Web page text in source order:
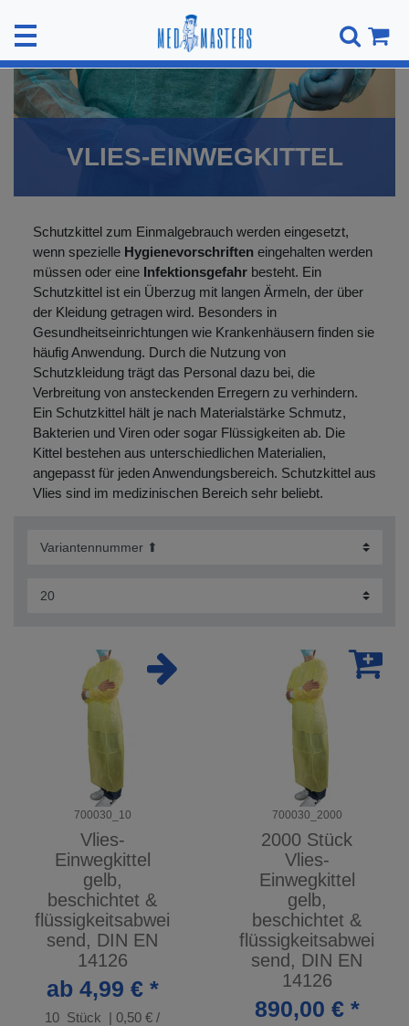
VLIES-EINWEGKITTEL
Schutzkittel zum Einmalgebrauch werden eingesetzt,
wenn spezielle Hygienevorschriften eingehalten werden
müssen oder eine Infektionsgefahr besteht. Ein
Schutzkittel ist ein Überzug mit langen Ärmeln, der über
der Kleidung getragen wird. Besonders in
Gesundheitseinrichtungen wie Krankenhäusern finden sie
häufig Anwendung. Durch die Nutzung von
Schutzkleidung trägt das Personal dazu bei, die
Verbreitung von ansteckenden Erregern zu verhindern.
Ein Schutzkittel hält je nach Materialstärke Schmutz,
Bakterien und Viren oder sogar Flüssigkeiten ab. Die
Kittel bestehen aus unterschiedlichen Materialien,
angepasst für jeden Anwendungsbereich. Schutzkittel aus
Vlies sind im medizinischen Bereich sehr beliebt.
700030_10
Vlies-
Einwegkittel
gelb,
beschichtet &
flüssigkeitsabwei
send, DIN EN
14126
ab 4,99 € *
10 Stück | 0,50 € /
700030_2000
2000 Stück
Vlies-
Einwegkittel
gelb,
beschichtet &
flüssigkeitsabwei
send, DIN EN
14126
890,00 € *